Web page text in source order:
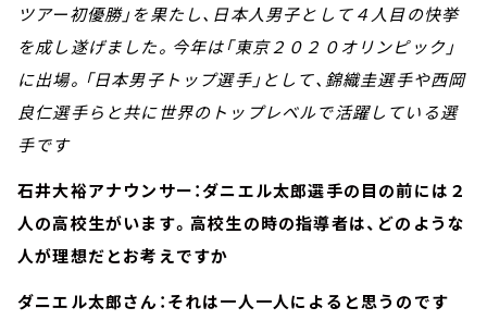
ツアー初優勝」を果たし、日本人男子として４人目の快挙
を成し遂げました。今年は「東京２０２０オリンピック」
に出場。「日本男子トップ選手」として、錦織圭選手や西岡
良仁選手らと共に世界のトップレベルで活躍している選
手です
石井大裕アナウンサー：ダニエル太郎選手の目の前には２
人の高校生がいます。高校生の時の指導者は、どのような
人が理想だとお考えですか
ダニエル太郎さん：それは一人一人によると思うのです